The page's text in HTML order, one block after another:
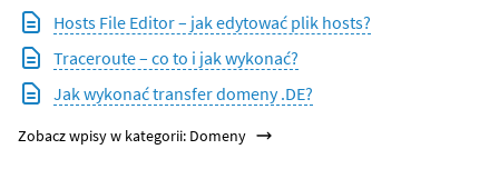
Hosts File Editor – jak edytować plik hosts?
Traceroute – co to i jak wykonać?
Jak wykonać transfer domeny .DE?
Zobacz wpisy w kategorii: Domeny